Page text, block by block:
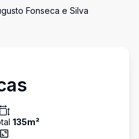
Fonseca e Silva
135m²